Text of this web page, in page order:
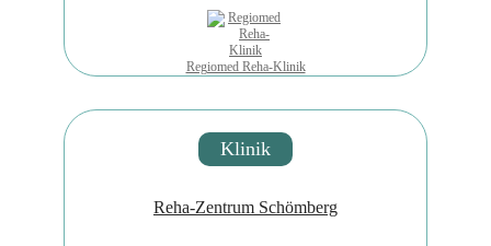
Regiomed Reha-Klinik
Klinik
Reha-Zentrum Schömberg